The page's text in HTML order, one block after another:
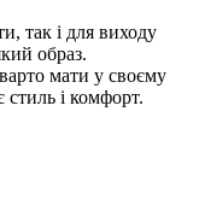
так і для виходу
образ.
мати у своєму
стиль і комфорт.